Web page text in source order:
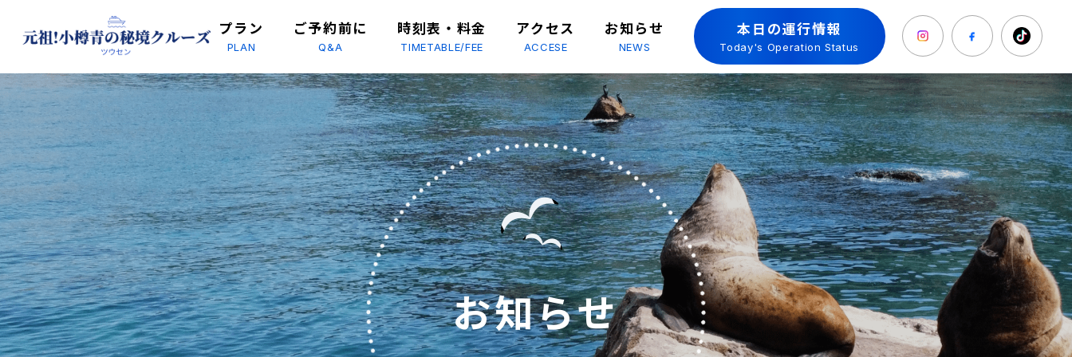
プラン
PLAN
ご予約前に
Q&A
時刻表・料金
TIMETABLE/FEE
アクセス
ACCESE
お知らせ
NEWS
本日の運行情報
Today's Operation Status
お知らせ